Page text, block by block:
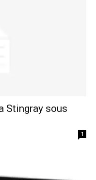
Stingray sous
1